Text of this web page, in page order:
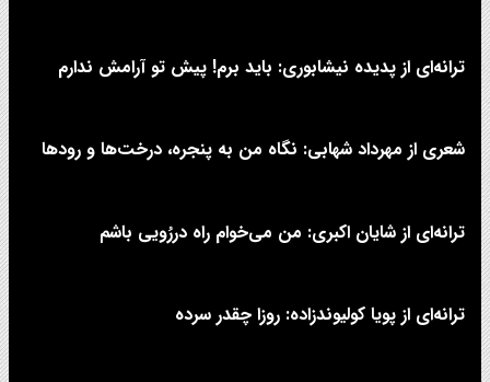
ترانه‌ای از پدیده نیشابوری: باید برم! پیش تو آرامش ندارم
شعری از مهرداد شهابی: نگاه من به پنجره، درخت‌ها و رودها
ترانه‌ای از شایان اکبری: من می‌خوام راه دررُویی باشم
ترانه‌ای از پویا کولیوندزاده: روزا چقدر سرده